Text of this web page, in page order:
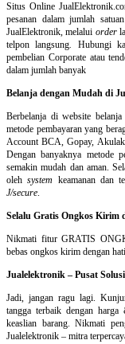
Situs Online
pesanan dalam jumlah
JualElektronik, melalui order
telpon langsung. Hubungi
pembelian Corporate atau
dalam jumlah banyak
Belanja dengan Mudah di
Berbelanja diwebsite
metode pembayaran yang
Account BCA, Gopay,
Dengan banyaknya metode
semakin mudah dan aman.
olehsystem keamanan dan
J/secure.
Selalu Gratis Ongkos Kirim
Nikmati fitur GRATIS
bebas ongkos kirim dengan
Jualelektronik – Pusat
Jadi, jangan ragu lagi.
tangga terbaik dengan
keaslian barang. Nikmati
Jualelektronik – mitra